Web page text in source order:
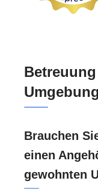
Umgebung
Brauchen
einen
gewohnten